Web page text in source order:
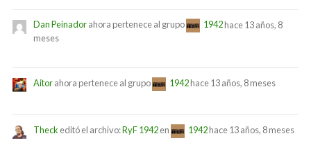
Dan Peinadorahora pertenece al grupo 1942hace 13 años, 8
meses
Aitorahora pertenece al grupo 1942hace 13 años, 8 meses
Theck editó el archivo:RyF 1942en 1942hace 13 años, 8 meses